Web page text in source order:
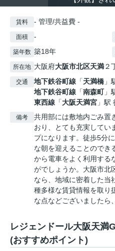
賃料 - 管理/共益費 -
面積 -
築年数 築18年
所在地 大阪府大阪市北区天満２
交通 地下鉄谷町線 「天満橋 」
地下鉄谷町線 「南森町」
東西線 「大阪天満宮 」駅
備考
共用部には敷地内ごみ置
おり、とても充実してい
プになります。徒歩5分
な朝を迎えることのでき
から電車をよく利用する
がでしょうか。大阪市北
なら、地域に密着した当
種多様な賃貸情報を取り
な点などございましたら
レジェンドール大阪天満
(おすすめポイント)